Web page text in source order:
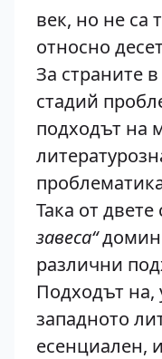
век, но не са
относно
За страните
стадий
подходът на
Така от
завеса“
различни
Подходът на,
западното
есенциален,